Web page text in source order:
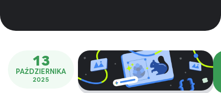
13
PAŹDZIERNIKA
2025